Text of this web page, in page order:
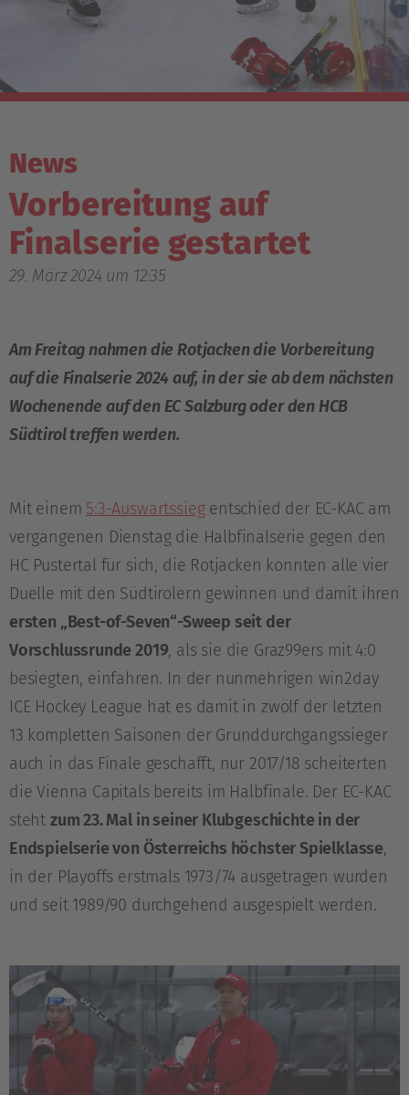
News
Vorbereitung auf
Finalserie gestartet
29. März 2024 um 12:35
Am Freitag nahmen die Rotjacken die Vorbereitung
auf die Finalserie 2024 auf, in der sie ab dem nächsten
Wochenende auf den EC Salzburg oder den HCB
Südtirol treffen werden.
Mit einem 5:3-Auswärtssiegentschied der EC-KAC am
vergangenen Dienstag die Halbfinalserie gegen den
HC Pustertal für sich, die Rotjacken konnten alle vier
Duelle mit den Südtirolern gewinnen und damit ihren
ersten „Best-of-Seven“-Sweep seit der
Vorschlussrunde 2019, als sie die Graz99ers mit 4:0
besiegten, einfahren. In der nunmehrigen win2day
ICE Hockey League hat es damit in zwölf der letzten
13 kompletten Saisonen der Grunddurchgangssieger
auch in das Finale geschafft, nur 2017/18 scheiterten
die Vienna Capitals bereits im Halbfinale. Der EC-KAC
steht zum 23. Mal in seiner Klubgeschichte in der
Endspielserie von Österreichs höchster Spielklasse,
in der Playoffs erstmals 1973/74 ausgetragen wurden
und seit 1989/90 durchgehend ausgespielt werden.